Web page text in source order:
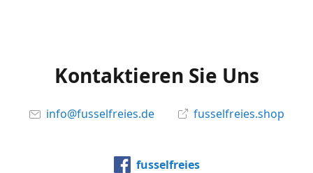
Kontaktieren Sie Uns
info@fusselfreies.de fusselfreies.shop
fusselfreies